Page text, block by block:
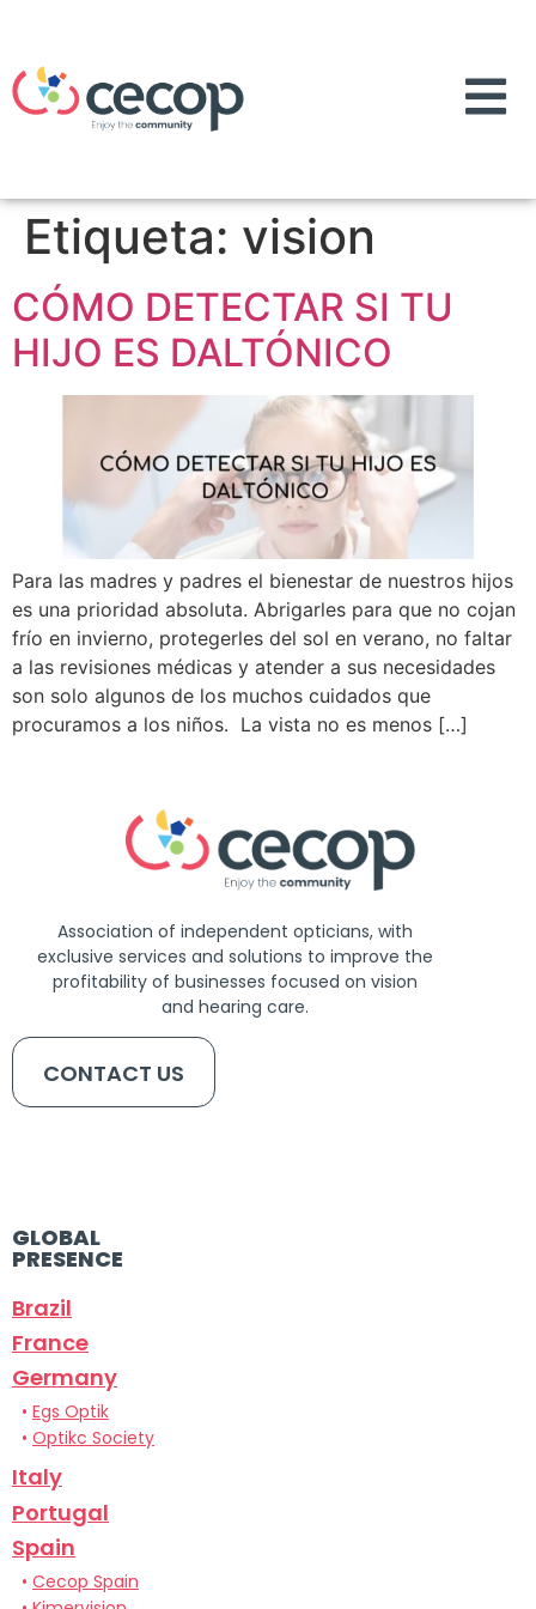
Etiqueta: vision
CÓMO DETECTAR SI TU
HIJO ES DALTÓNICO
Para las madres y padres el bienestar de nuestros hijos
es una prioridad absoluta. Abrigarles para que no cojan
frío en invierno, protegerles del sol en verano, no faltar
a las revisiones médicas y atender a sus necesidades
son solo algunos de los muchos cuidados que
procuramos a los niños. La vista no es menos […]
Association of independent opticians, with
exclusive services and solutions to improve the
profitability of businesses focused on vision
and hearing care.
CONTACT US
GLOBAL
PRESENCE
Brazil
France
Germany
• Egs Optik
• Optikc Society
Italy
Portugal
Spain
• Cecop Spain